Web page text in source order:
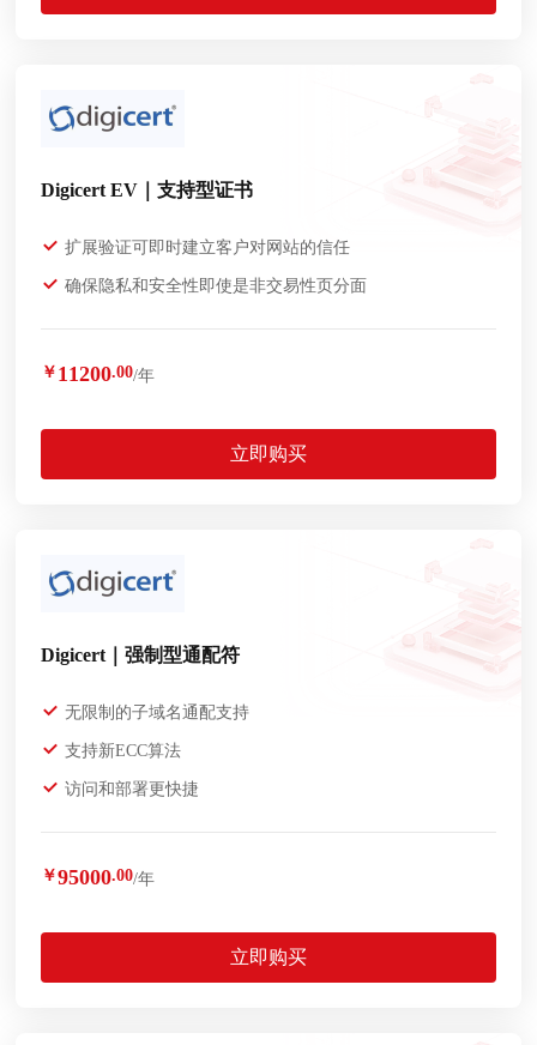
Digicert EV｜支持型证书
扩展验证可即时建立客户对网站的信任
确保隐私和安全性即使是非交易性页分面
￥ 11200.00/年
立即购买
Digicert｜强制型通配符
无限制的子域名通配支持
支持新ECC算法
访问和部署更快捷
￥95000.00/年
立即购买